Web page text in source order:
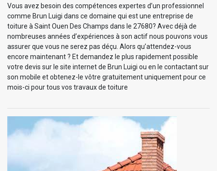
Vous avez besoin des compétences expertes d’un professionnel
comme Brun Luigi dans ce domaine qui est une entreprise de
toiture à Saint Ouen Des Champs dans le 27680? Avec déjà de
nombreuses années d’expériences à son actif nous pouvons vous
assurer que vous ne serez pas déçu. Alors qu’attendez-vous
encore maintenant ? Et demandez le plus rapidement possible
votre devis sur le site internet de Brun Luigi ou en le contactant sur
son mobile et obtenez-le vôtre gratuitement uniquement pour ce
mois-ci pour tous vos travaux de toiture